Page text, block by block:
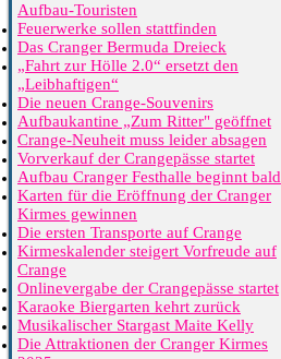
Aufbau-Touristen
Feuerwerke sollen stattfinden
Das Cranger Bermuda Dreieck
„Fahrt zur Hölle 2.0“ ersetzt den
„Leibhaftigen“
Die neuen Crange-Souvenirs
Aufbaukantine „Zum Ritter" geöffnet
Crange-Neuheit muss leider absagen
Vorverkauf der Crangepässe startet
Aufbau Cranger Festhalle beginnt bald
Karten für die Eröffnung der Cranger
Kirmes gewinnen
Die ersten Transporte auf Crange
Kirmeskalender steigert Vorfreude auf
Crange
Onlinevergabe der Crangepässe startet
Karaoke Biergarten kehrt zurück
Musikalischer Stargast Maite Kelly
Die Attraktionen der Cranger Kirmes